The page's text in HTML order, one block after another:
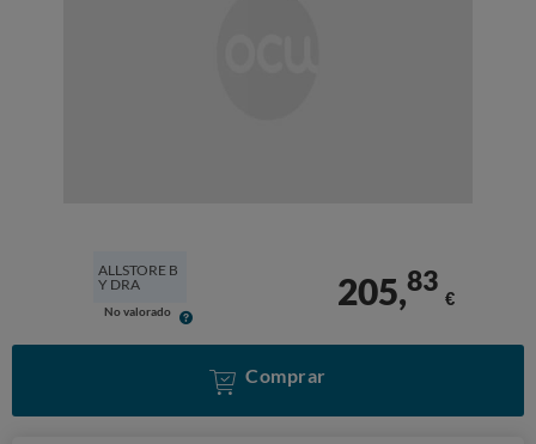
ALLSTORE B
Y DRA
No valorado 205,83
€
Comprar